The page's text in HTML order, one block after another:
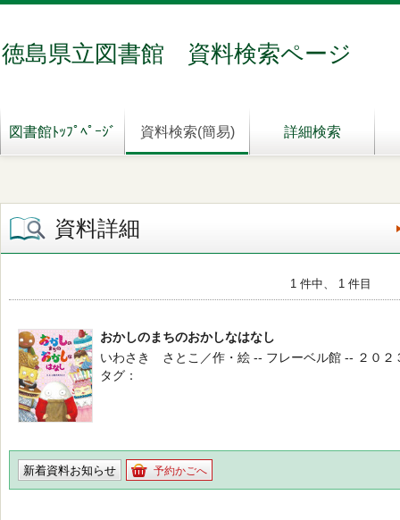
徳島県立図書館 資料検索ページ
図書館ﾄｯﾌﾟﾍﾟｰｼﾞ 資料検索(簡易) 詳細検索
資料詳細
1 件中、 1 件目
おかしのまちのおかしなはなし
いわさき さとこ／作・絵 -- フレーベル館 -- ２０２
タグ
新着資料お知らせ 予約かごへ